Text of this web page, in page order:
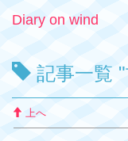
Diary on wind
記事一覧
上へ